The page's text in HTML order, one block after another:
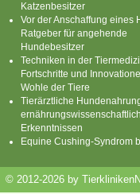
Katzenbesitzer
Vor der Anschaffung eines
Ratgeber für angehende
Hundebesitzer
Techniken in der
Fortschritte und
Wohle der Tiere
Tierärztliche
Erkenntnissen
Equine Cushing-Syndrom
© 2012-2026 by